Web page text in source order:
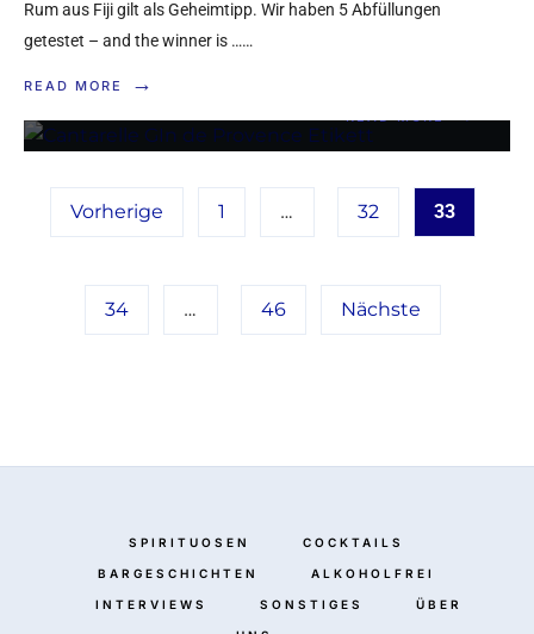
Rum aus Fiji gilt als Geheimtipp. Wir haben 5 Abfüllungen
getestet – and the winner is ……
READ MORE →
7. AUGUST 2022 • ARTIKEL
Vorherige 1 … 32 33
34 … 46 Nächste
SPIRITUOSEN COCKTAILS
BARGESCHICHTEN ALKOHOLFREI
INTERVIEWS SONSTIGES ÜBER